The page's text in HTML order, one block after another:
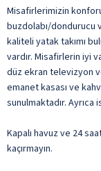
Misafirlerimizin
buzdolabı/dondurucu
kaliteli yatak takımı
vardır. Misafirlerin iyi
düz ekran televizyon
emanet kasası ve
sunulmaktadır.
Kapalı havuz ve 24
kaçırmayın.